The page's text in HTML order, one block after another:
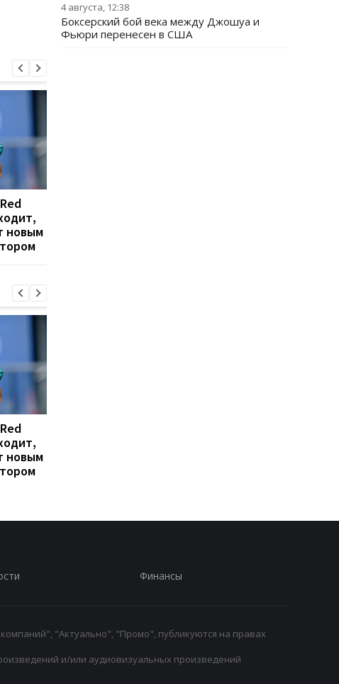
новым
новым
4 августа, 12:38
Боксерский бой века между Джошуа и
Фьюри перенесен в США
Финансы
"Актуально", "Промо", публикуются на правах
и/или аудиовизуальных произведений